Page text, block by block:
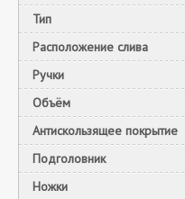
Тип
Расположение слива
Ручки
Объём
Антискользящее покрытие
Подголовник
Ножки